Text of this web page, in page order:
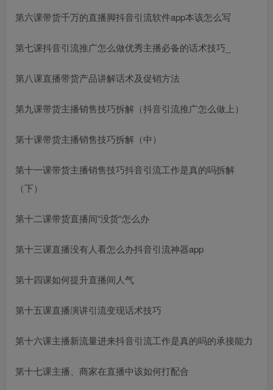
第六课带货千万的直播脚抖音引流软件app本该怎么写
第七课抖音引流推广怎么做优秀主播必备的话术技巧_
第八课直播带货产品讲解话术及促销方法
第九课带货主播销售技巧拆解（抖音引流推广怎么做 上）
第十课带货主播销售技巧拆解（中）
第十一课带货主播销售技巧抖音引流工作是真的吗拆解
（下）
第十二课带货直播间“没货“怎么办
第十三课直播没有人看怎么办抖音引流神器app
第十四课如何提升直播间人气
第十五课直播演讲引流变现话术技巧
第十六课主播新流量进来抖音引流工作是真的吗的承接能力
第十七课主播、商家在直播中该如何打配合